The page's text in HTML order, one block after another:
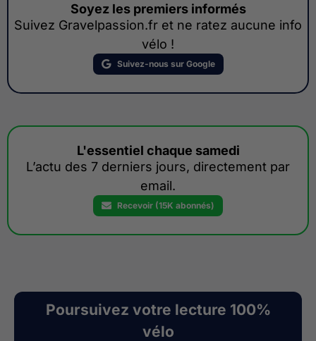
Soyez les premiers informés
Suivez Gravelpassion.fr et ne ratez aucune info
vélo !
Suivez-nous sur Google
L'essentiel chaque samedi
L’actu des 7 derniers jours, directement par
email.
Recevoir (15K abonnés)
Poursuivez votre lecture 100%
vélo